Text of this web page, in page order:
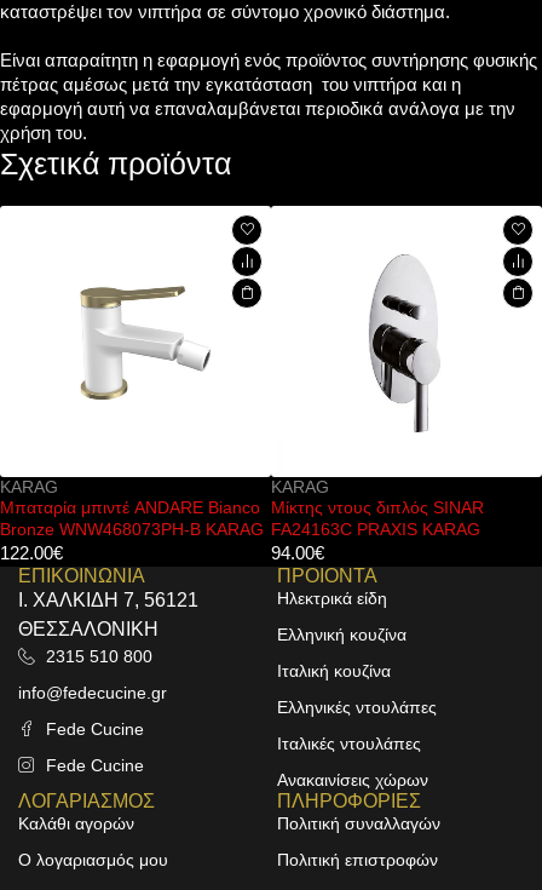
καταστρέψει τον νιπτήρα σε σύντομο χρονικό διάστημα.
Είναι απαραίτητη η εφαρμογή ενός προϊόντος συντήρησης φυσικής
πέτρας αμέσως μετά την εγκατάσταση του νιπτήρα και η
εφαρμογή αυτή να επαναλαμβάνεται περιοδικά ανάλογα με την
χρήση του.
Σχετικά προϊόντα
KARAG
Μίκτης ντους διπλός SINAR
FA24163C PRAXIS KARAG
94.00€
FERRO
Μπαταρία νιπτήρος με αισθητήρα
κίνησης BBB101S FERRO
386.00
ΕΠΙΚΟΙΝΩΝΙΑ
Ι. ΧΑΛΚΙΔΗ 7, 56121
ΘΕΣΣΑΛΟΝΙΚΗ
2315 510 800
info@fedecucine.gr
Fede Cucine
Fede Cucine
ΠΡΟΙΟΝΤΑ
Ηλεκτρικά είδη
Ελληνική κουζίνα
Ιταλική κουζίνα
Ελληνικές ντουλάπες
Ιταλικές ντουλάπες
Ανακαινίσεις χώρων
ΛΟΓΑΡΙΑΣΜΟΣ
Καλάθι αγορών
Ο λογαριασμός μου
ΠΛΗΡΟΦΟΡΙΕΣ
Πολιτική συναλλαγών
Πολιτική επιστροφών